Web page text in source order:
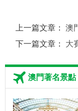
上一篇文章：澳
下一篇文章： 大
澳門著名景點